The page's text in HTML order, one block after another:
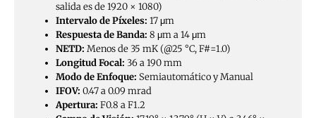
salida es de 1920 × 1080)
Intervalo de Píxeles: 17 μm
Respuesta de Banda: 8 μm a 14 μm
NETD: Menos de 35 mK (@25 °C, F#=1.0)
Longitud Focal: 36 a 190 mm
Modo de Enfoque: Semiautomático y Manual
IFOV: 0.47 a 0.09 mrad
Apertura: F0.8 a F1.2